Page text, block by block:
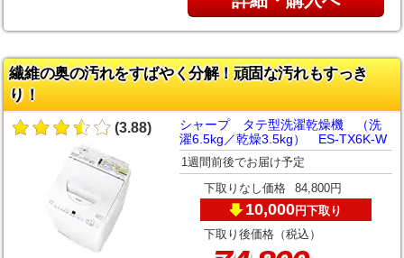
繊維の奥の汚れをすばやく分解！頑固な汚れもすっき
り！
(3.88)
シャープ タテ型洗濯乾燥機 （洗
濯6.5kg／乾燥3.5kg） ES-TX6K-W
1週間前後でお届け予定
下取りなし価格 84,800円
10,000円下取り
下取り後価格（税込）